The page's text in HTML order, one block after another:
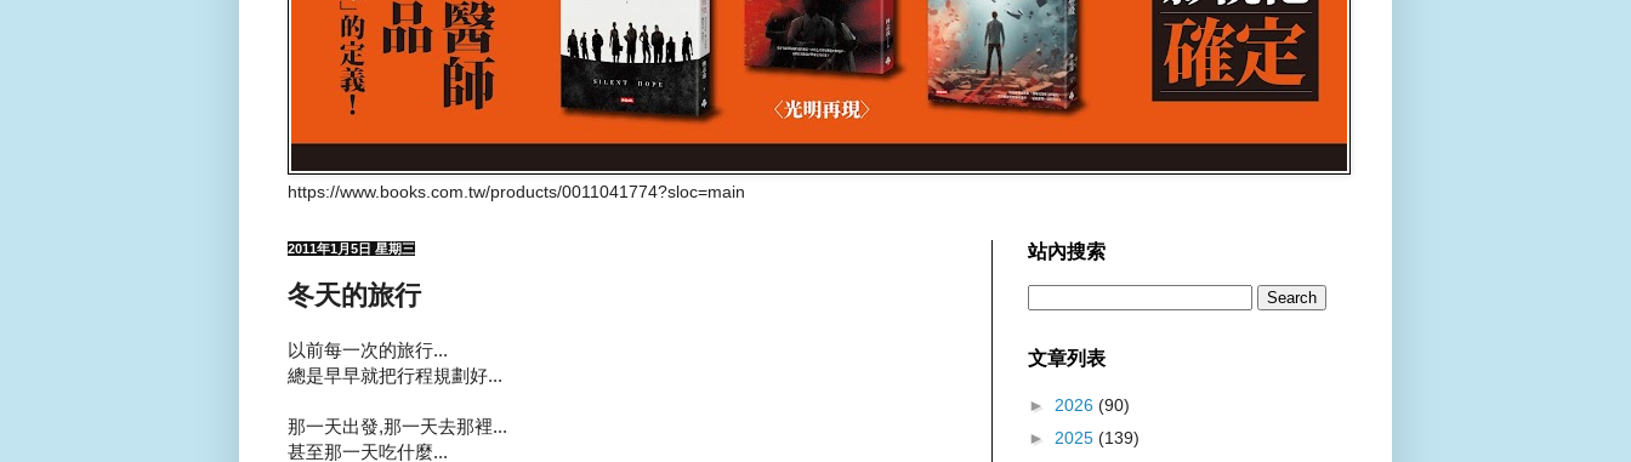
https://www.books.com.tw/products/0011041774?sloc=main
2011年1月5日 星期三
冬天的旅行
以前每一次的旅行...
總是早早就把行程規劃好...
那一天出發,那一天去那裡...
甚至那一天吃什麼...
站內搜索
文章列表
► 2026 (90)
► 2025 (139)